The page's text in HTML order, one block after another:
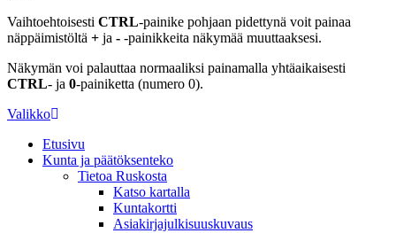
Vaihtoehtoisesti CTRL-painike pohjaan pidettynä voit painaa
näppäimistöltä + ja - -painikkeita näkymää muuttaaksesi.
Näkymän voi palauttaa normaaliksi painamalla yhtäaikaisesti
CTRL- ja 0-painiketta (numero 0).
Valikko
Etusivu
Kunta ja päätöksenteko
Tietoa Ruskosta
Katso kartalla
Kuntakortti
Asiakirjajulkisuuskuvaus